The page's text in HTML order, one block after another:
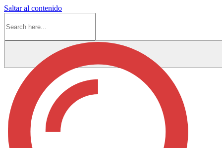
Saltar al contenido